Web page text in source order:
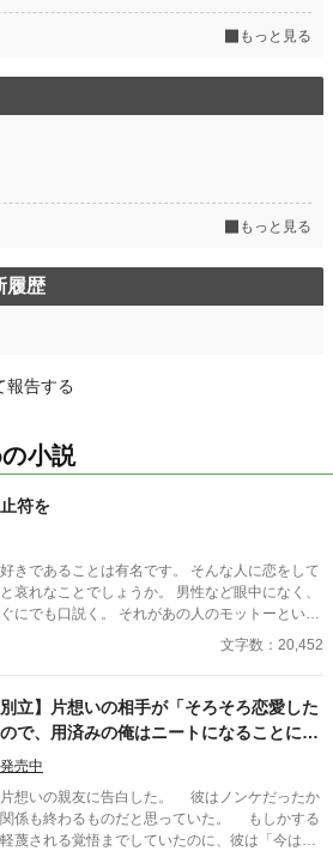
もっと見る
もっと見る
履歴
報告する
小説
符を
きであることは有名です。 そんな人に恋をして
哀れなことでしょうか。 男性など眼中になく、
にでも口説く。 それがあの人のモットーという
れだけあの人を思っても、無駄だと分かってい
止符を打てない私についにチャンスがやってき
文字数：20,452
別立】片想いの相手が「そろそろ恋愛した
で、用済みの俺はニートになることにし
売中
友に告白した。 彼はノンケだったか
関係も終わるものだと思っていた。 もしかする
蔑される覚悟までしていたのに、彼は「今は恋